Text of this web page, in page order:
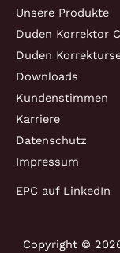
Unsere Produkte
Duden Korrektor
Duden
Downloads
Kundenstimmen
Karriere
Datenschutz
Impressum
EPC auf LinkedIn
Copyright ©